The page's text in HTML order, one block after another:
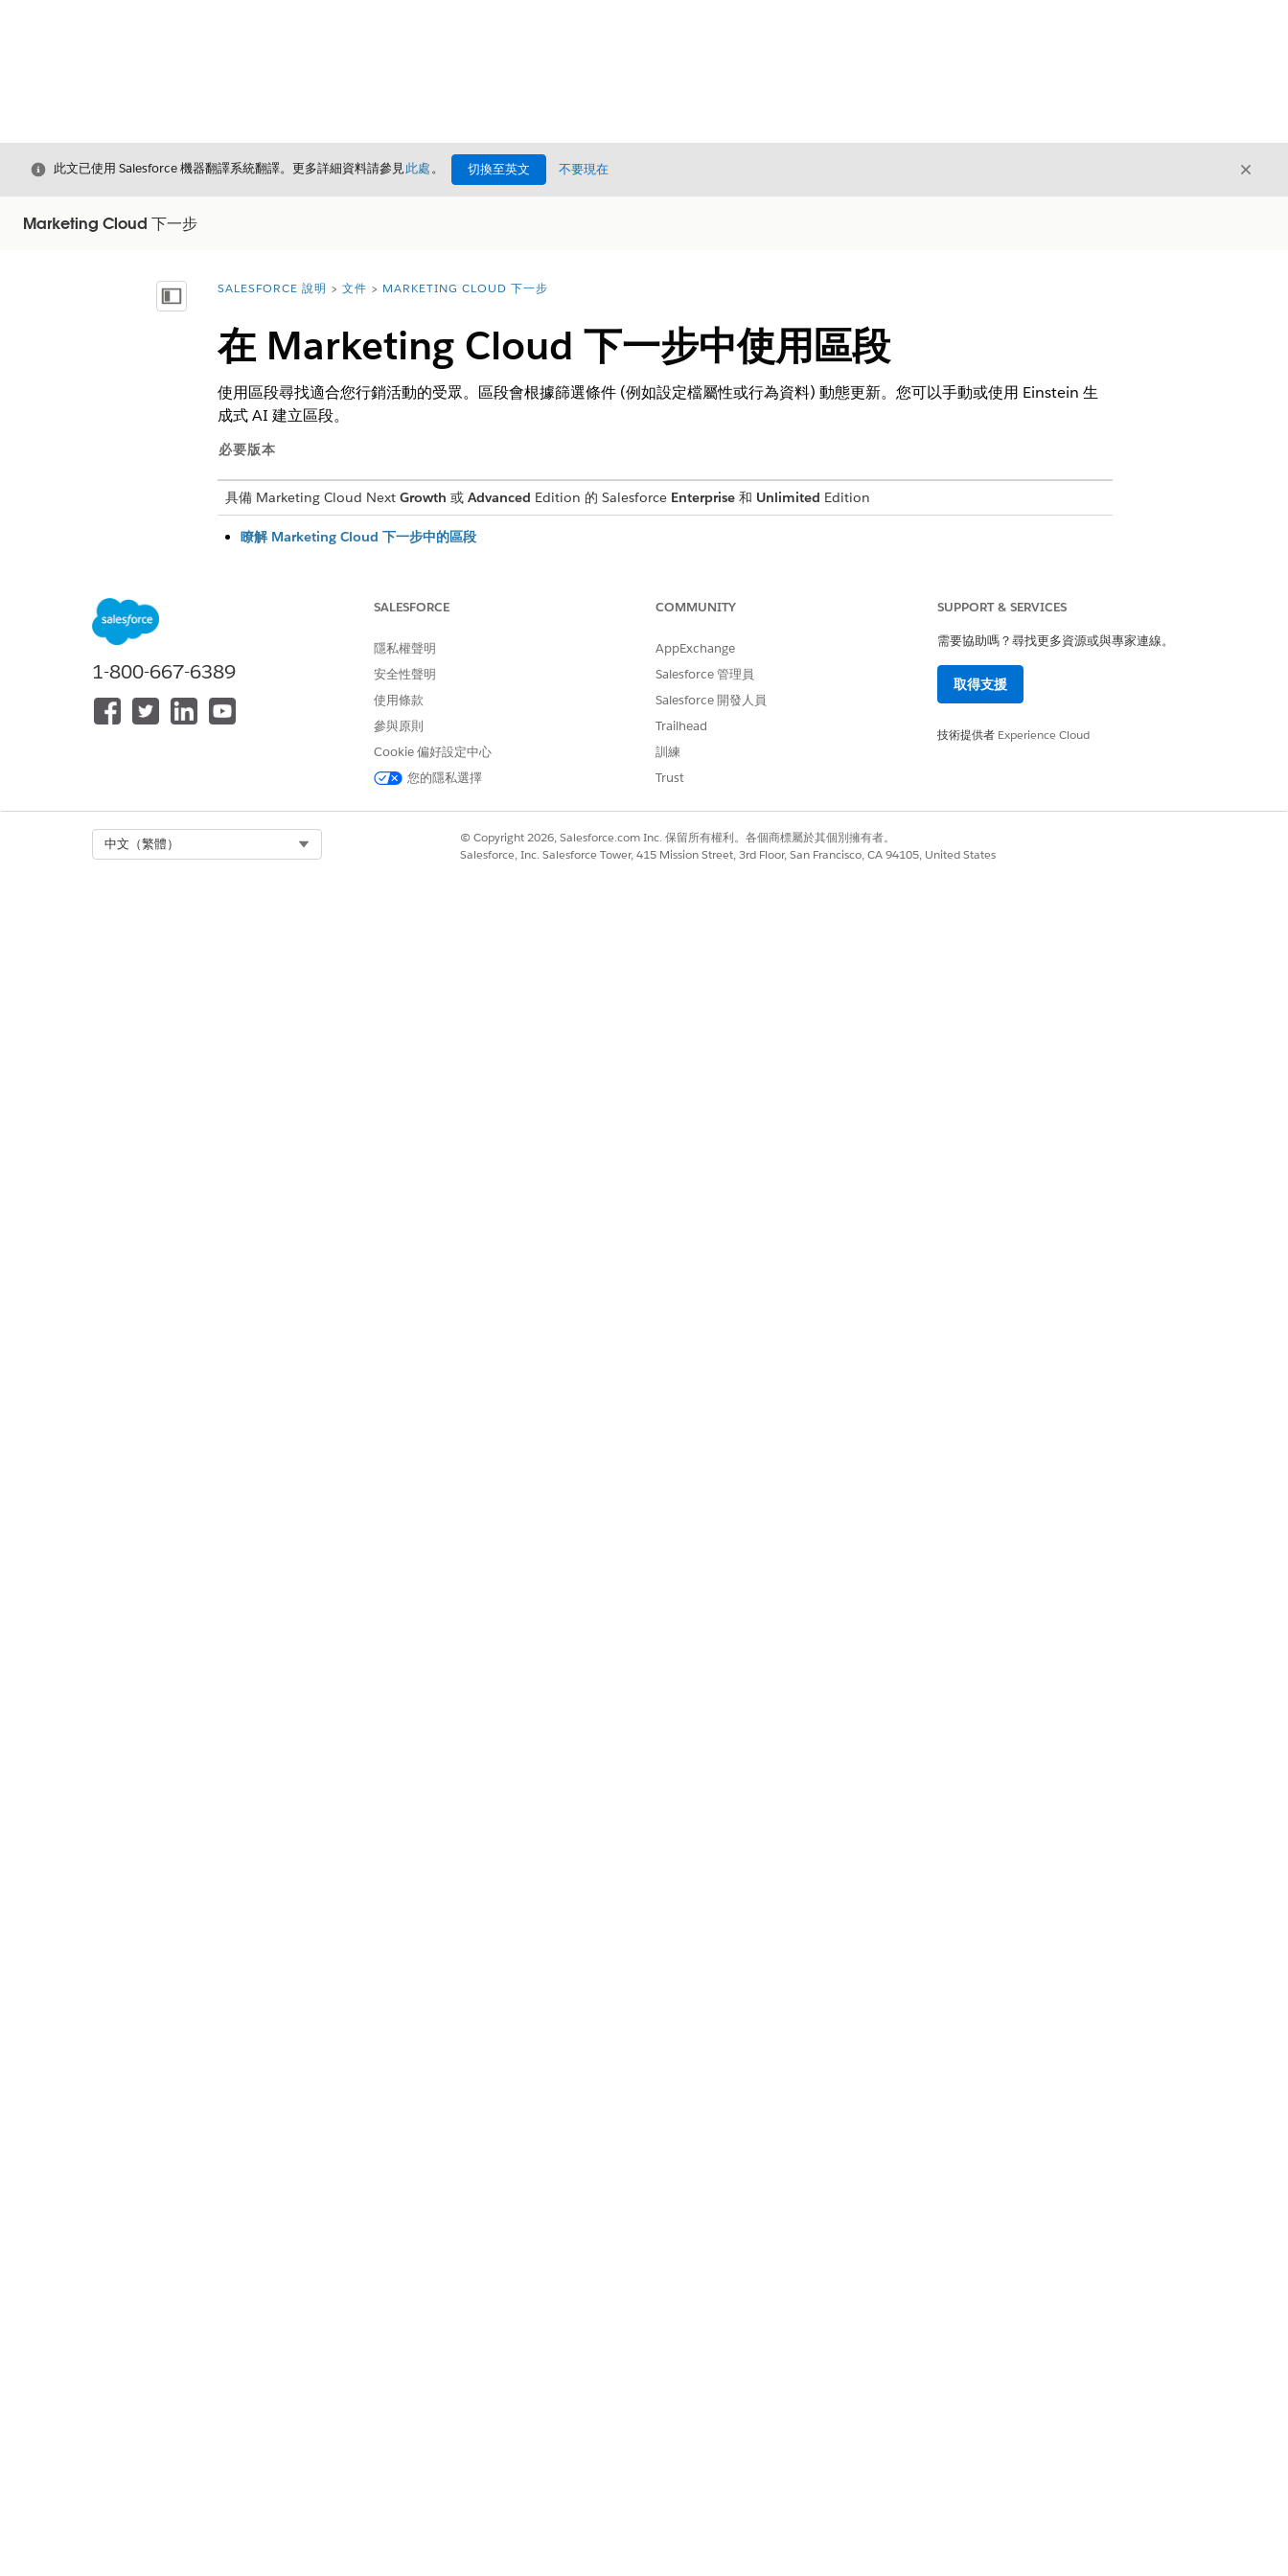
結束
此文已使用 Salesforce 機器翻譯系統翻譯。更多詳細資料請參見此處。 切換至英文 不要現在 結束
Marketing Cloud 下一步
顯示目錄 您位於此處：
SALESFORCE 說明 文件 MARKETING CLOUD 下一步
在 Marketing Cloud 下一步中使用區段
使用區段尋找適合您行銷活動的受眾。區段會根據篩選條件 (例如設定檔屬性或行為資料) 動態更新。您可以手動或使用 Einstein 生
成式 AI 建立區段。
必要版本
具備 Marketing Cloud Next Growth 或 Advanced Edition 的 Salesforce Enterprise和 Unlimited Edition
瞭解 Marketing Cloud 下一步中的區段
在 Marketing Cloud 下一步中手動建立區段
若要建立區段,您可以拖入描述目標受眾的屬性。當您建立區段規則時,請確定您選取符合資料模型的物件和欄位。
在 Marketing Cloud 下一步中使用 AI 建立區段
使用自然語言和 Einstein 生成式 AI 功能建立區段。您編輯和發佈 Einstein 區段的方式與其他行銷區段相同。管理員必須為區段啟用生成式 AI。
請讓我們知道，以便我們改進！
1-800-667-6389
SALESFORCE
隱私權聲明
安全性聲明
使用條款
參與原則
Cookie 偏好設定中心
您的隱私選擇
COMMUNITY
AppExchange
Salesforce 管理員
Salesforce 開發人員
Trailhead
訓練
Trust
SUPPORT & SERVICES
需要協助嗎？尋找更多資源或與專家連線。
取得支援
技術提供者 Experience Cloud
中文（繁體）
© Copyright 2026, Salesforce.com Inc. 保留所有權利。各個商標屬於其個別擁有者。
Salesforce, Inc. Salesforce Tower, 415 Mission Street, 3rd Floor, San Francisco, CA 94105, United States